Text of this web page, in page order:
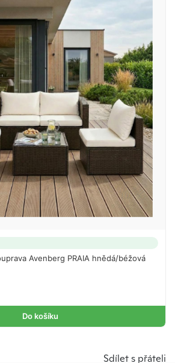
Avenberg PRAIA hnědá/béžová
Do košíku
Sdílet s přáteli